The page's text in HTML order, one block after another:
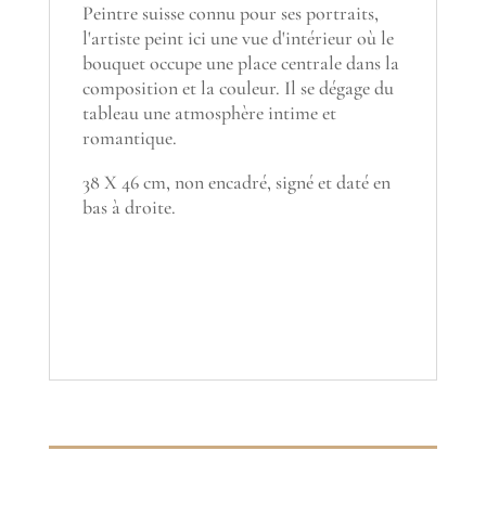
Peintre suisse connu pour ses portraits,
l'artiste peint ici une vue d'intérieur où le
bouquet occupe une place centrale dans la
composition et la couleur. Il se dégage du
tableau une atmosphère intime et
romantique.
38 X 46 cm, non encadré, signé et daté en
bas à droite.